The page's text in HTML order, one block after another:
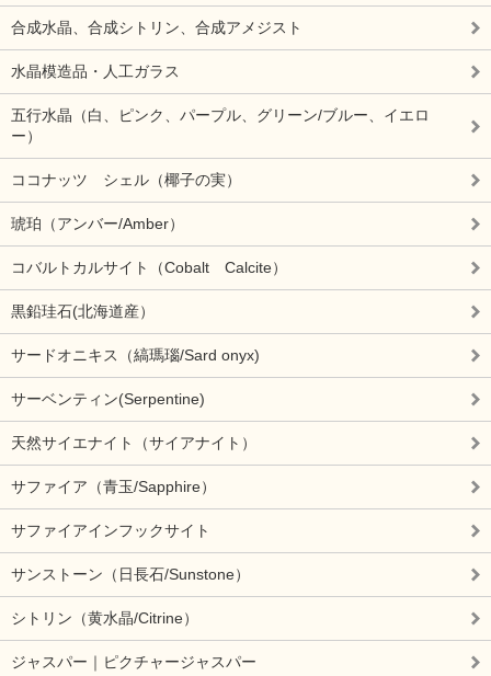
合成水晶、合成シトリン、合成アメジスト
水晶模造品・人工ガラス
五行水晶（白、ピンク、パープル、グリーン/ブルー、イエロ
ー）
ココナッツ シェル（椰子の実）
琥珀（アンバー/Amber）
コバルトカルサイト（Cobalt Calcite）
黒鉛珪石(北海道産）
サードオニキス（縞瑪瑙/Sard onyx)
サーベンティン(Serpentine)
天然サイエナイト（サイアナイト）
サファイア（青玉/Sapphire）
サファイアインフックサイト
サンストーン（日長石/Sunstone）
シトリン（黄水晶/Citrine）
ジャスパー｜ピクチャージャスパー